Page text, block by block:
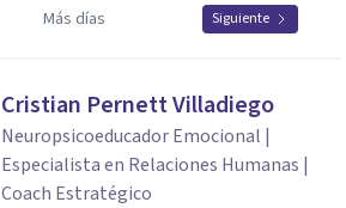
Más días Siguiente
Cristian Pernett Villadiego
Neuropsicoeducador Emocional |
Especialista en Relaciones Humanas |
Coach Estratégico